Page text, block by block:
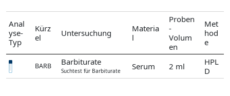
Anal
yse-
Typ
Kürz
el
Untersuchung
Materia
l
Proben
-
Volum
en
Met
hod
e
BARB Barbiturate
Suchtest für Barbiturate Serum 2 ml
HPL
D